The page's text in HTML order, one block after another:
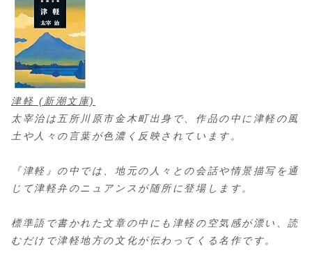
津軽 (新潮文庫)
太宰治は五所川原市金木町出身で、作品の中に津軽の風
土や人々の言葉が色濃く反映されています。
『津軽』の中では、地元の人々との会話や情景描写を通
じて津軽弁のニュアンスが随所に登場します。
標準語で書かれた文章の中にも津軽の空気感が漂い、読
むだけで津軽地方の文化が伝わってくる名作です。